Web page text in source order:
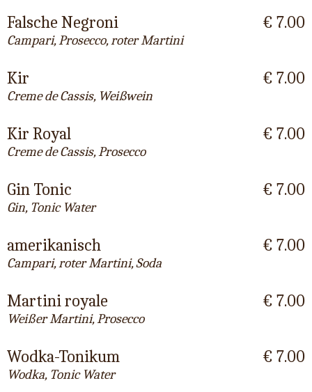
Falsche Negroni
Campari, Prosecco, roter Martini
€ 7.00
Kir
Creme de Cassis, Weißwein
€ 7.00
Kir Royal
Creme de Cassis, Prosecco
€ 7.00
Gin Tonic
Gin, Tonic Water
€ 7.00
amerikanisch
Campari, roter Martini, Soda
€ 7.00
Martini royale
Weißer Martini, Prosecco
€ 7.00
Wodka-Tonikum
Wodka, Tonic Water
€ 7.00